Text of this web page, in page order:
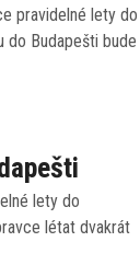
pravidelné lety do
do Budapešti bude
lety do
létat dvakrát